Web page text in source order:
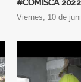
#COMISCA 2022
viernes, 10 de